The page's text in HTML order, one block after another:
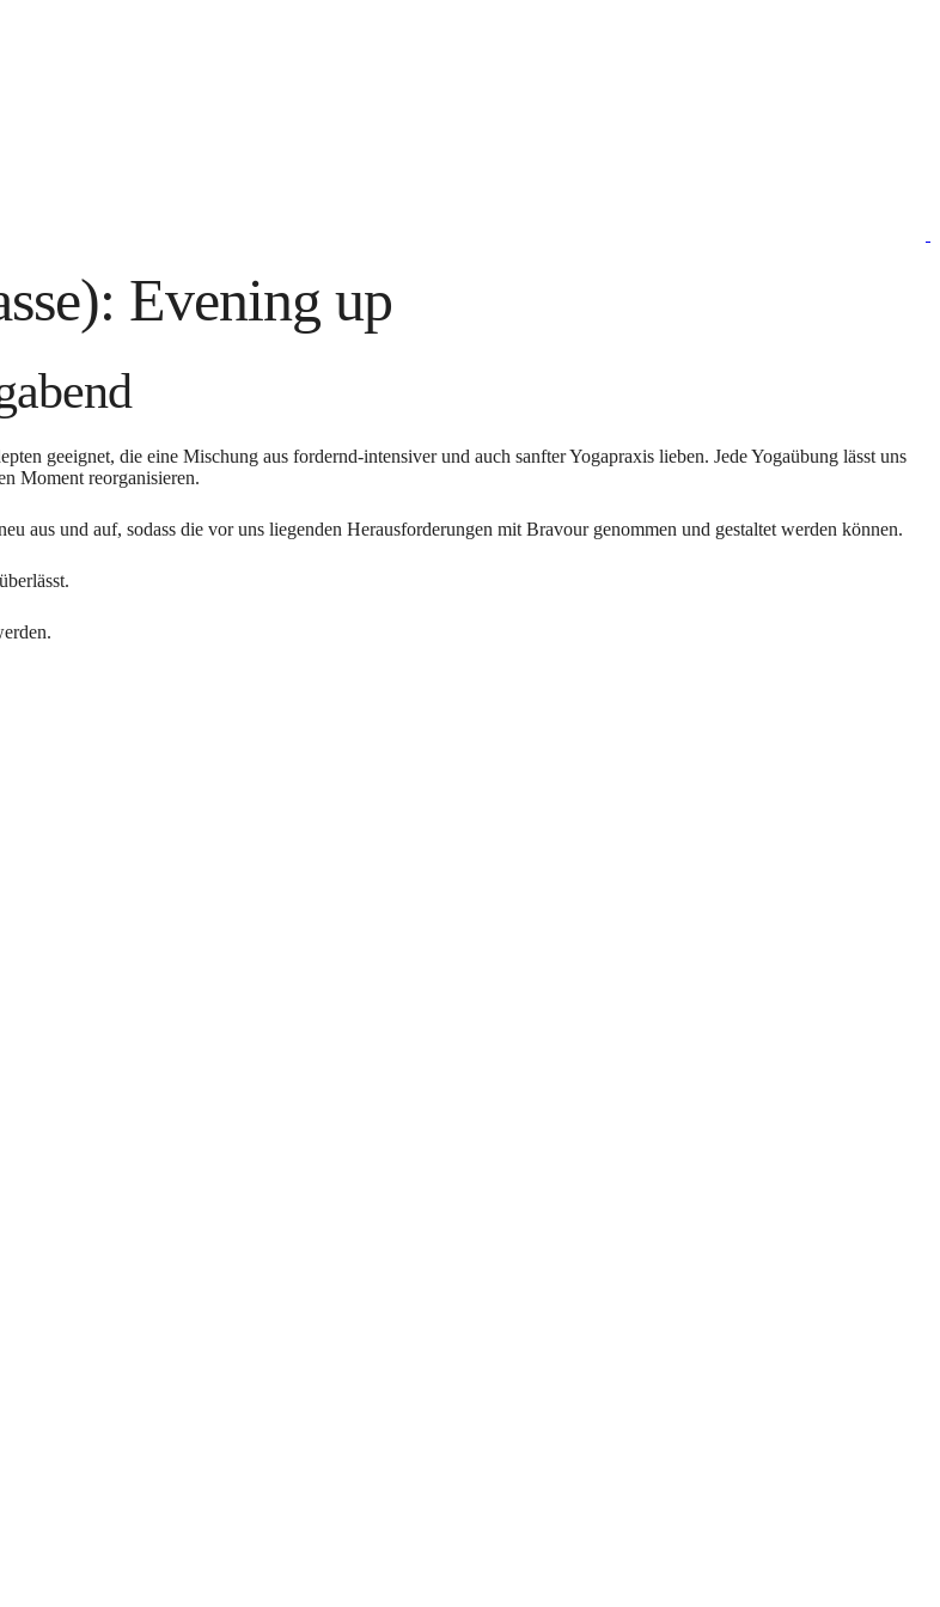
Evening up
geeignet, die eine Mischung aus fordernd-intensiver und auch sanfter Yogapraxis lieben. Jede Yogaübung lässt uns
Moment reorganisieren.
aus und auf, sodass die vor uns liegenden Herausforderungen mit Bravour genommen und gestaltet werden können.